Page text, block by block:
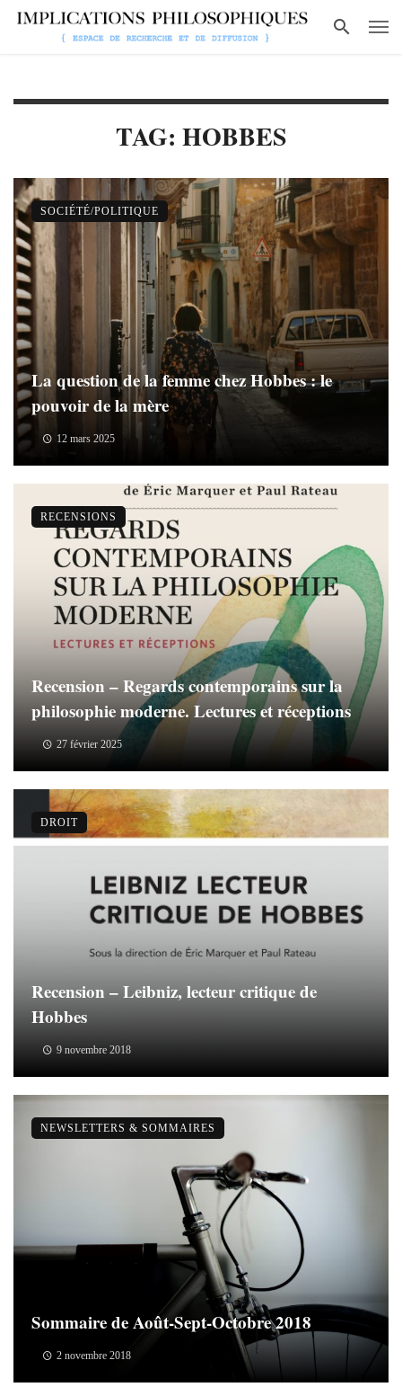
TAG: HOBBES
La question de la femme chez Hobbes : le
pouvoir de la mère
12 mars 2025
SOCIÉTÉ/POLITIQUE
Recension – Regards contemporains sur la
philosophie moderne. Lectures et réceptions
27 février 2025
RECENSIONS
Recension – Leibniz, lecteur critique de
Hobbes
9 novembre 2018
DROIT
Sommaire de Août-Sept-Octobre 2018
2 novembre 2018
NEWSLETTERS & SOMMAIRES